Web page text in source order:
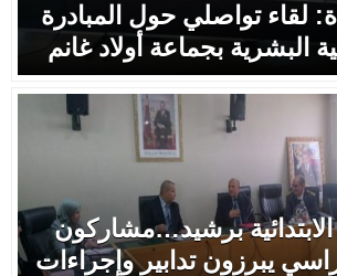
لقاء تواصلي حول المبادرة
البشرية بجماعة أولاد غانم
برشيد…مشاركون
يبرزون تدابير وإجراءات